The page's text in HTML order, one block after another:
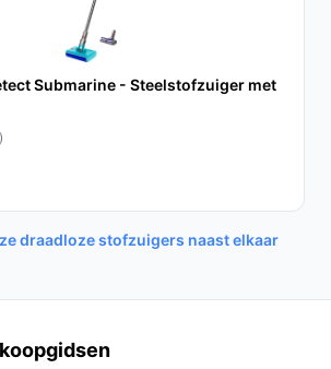
in het feitenanker.
werkt op accu; controleer
batterijlevensverwachting in de
45 min]:
175 m²]:geeft een indicatie van het
per acculading volgens de
— Nee]:heeft geen
Submarine - Steelstofzuiger met
draadloze stofzuigers naast elkaar